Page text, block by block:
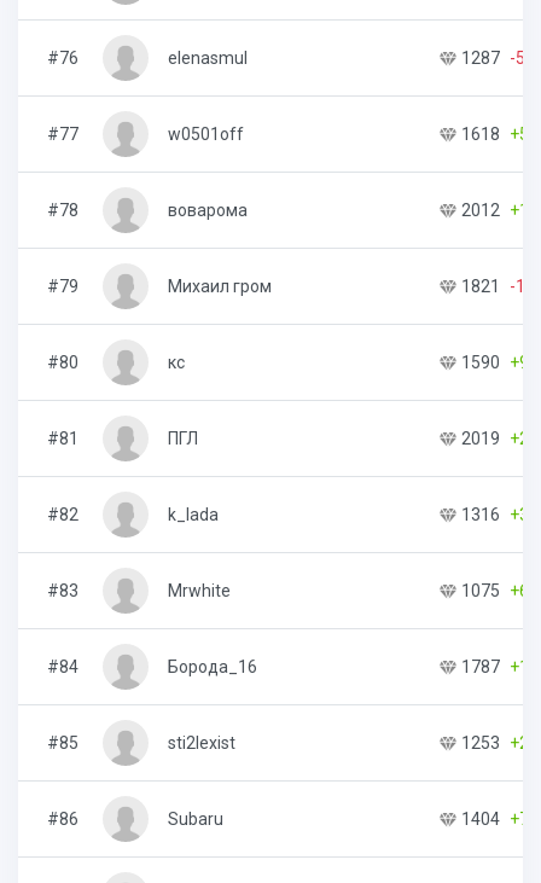
#76 elenasmul 1287 -5
#77 w0501off 1618
#78 воварома 2012
#79 Михаил гром 1821 -
#80 кс 1590 +9
#81 ПГЛ 2019
#82 k_lada 1316
#83 Mrwhite 1075 +66
#84 Борода_16 1787
#85 sti2lexist 1253
#86 Subaru 1404 +78